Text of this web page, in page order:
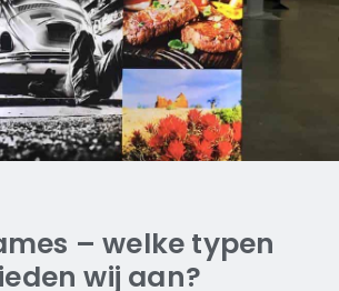
– welke typen
wij aan?